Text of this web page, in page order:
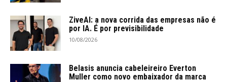
ZiveAI: a nova corrida das empresas não é
por IA. É por previsibilidade
10/08/2026
Belasis anuncia cabeleireiro Everton
Muller como novo embaixador da marca